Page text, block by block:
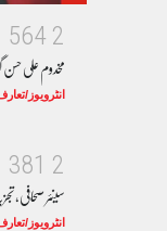
2
4
6
5
مخدوم علی
انٹرویوز/
2
1
8
3
سینئر صحافی،
انٹرویوز/